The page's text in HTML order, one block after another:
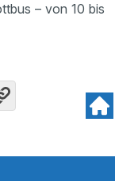
– von 10 bis